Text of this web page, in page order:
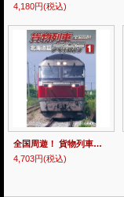
4,180円(税込)
全国周遊！ 貨物列車大紀行I 北海道篇【DVD】
4,703円(税込)